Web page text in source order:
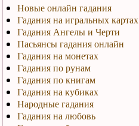
Новые онлайн гадания
Гадания на игральных картах
Гадания Ангелы и Черти
Пасьянсы гадания онлайн
Гадания на монетах
Гадания по рунам
Гадания по книгам
Гадания на кубиках
Народные гадания
Гадания на любовь